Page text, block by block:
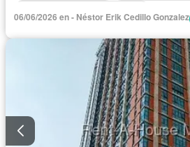
06/06/2026 en - Néstor Erik Cedillo Gonzalez